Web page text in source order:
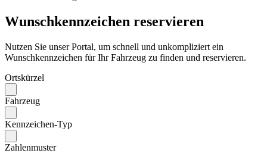
Wunschkennzeichen reservieren
Nutzen Sie unser Portal, um schnell und unkompliziert ein
Wunschkennzeichen für Ihr Fahrzeug zu finden und reservieren.
Ortskürzel
Fahrzeug
Kennzeichen-Typ
Zahlenmuster